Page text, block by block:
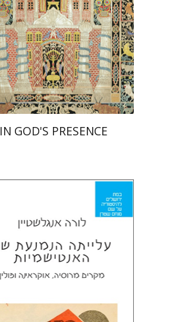
הנחת אתר ספר מודפס
$61
$55
IN GOD'S PRESENCE
מירי אליאב-פלדון
דורון מגן